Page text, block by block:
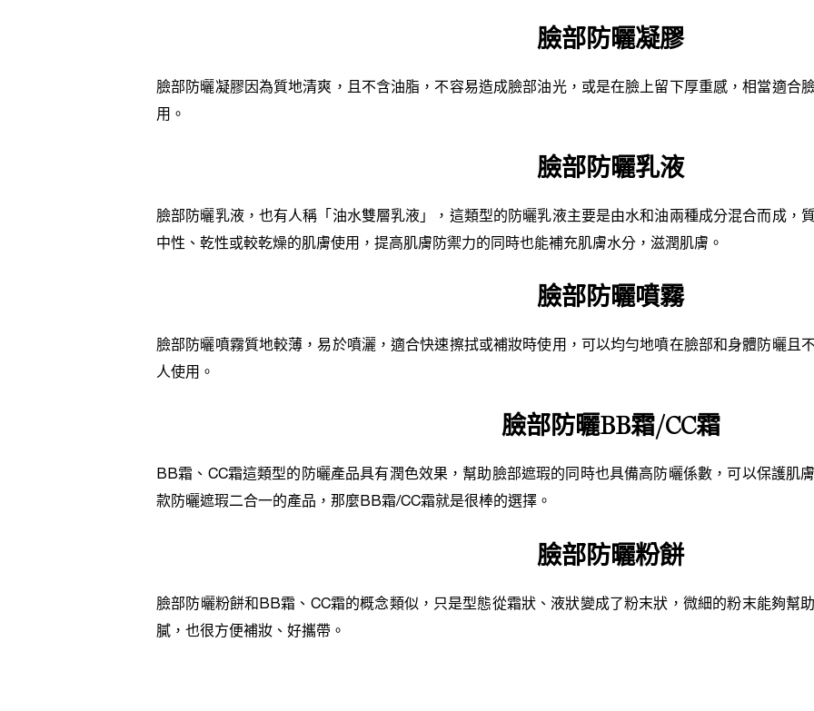
臉部防曬凝膠
臉部防曬凝膠因為質地清爽，且不含油脂，不容易造成臉部油光，或是在臉上留下厚重感，相當適合
用。
臉部防曬乳液
臉部防曬乳液，也有人稱「油水雙層乳液」，這類型的防曬乳液主要是由水和油兩種成分混合而成，
中性、乾性或較乾燥的肌膚使用，提高肌膚防禦力的同時也能補充肌膚水分，滋潤肌膚。
臉部防曬噴霧
臉部防曬噴霧質地較薄，易於噴灑，適合快速擦拭或補妝時使用，可以均勻地噴在臉部和身體防曬且
人使用。
臉部防曬BB霜/CC霜
BB霜、CC霜這類型的防曬產品具有潤色效果，幫助臉部遮瑕的同時也具備高防曬係數，可以保護肌
款防曬遮瑕二合一的產品，那麼BB霜/CC霜就是很棒的選擇。
臉部防曬粉餅
臉部防曬粉餅和BB霜、CC霜的概念類似，只是型態從霜狀、液狀變成了粉末狀，微細的粉末能夠幫
膩，也很方便補妝、好攜帶。